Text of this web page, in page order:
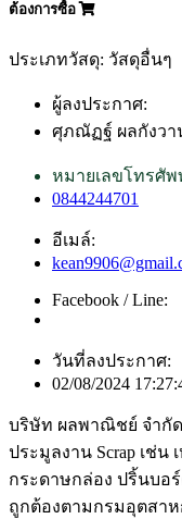
ต้องการซื้อ
ประเภทวัสดุ: วัสดุอื่นๆ
ผู้ลงประกาศ:
ศุภณัฏฐ์ ผลกังวา
หมายเลขโทรศัพ
0844244701
อีเมล์:
Facebook / Line:
วันที่ลงประกาศ:
02/08/2024
บริษัท ผลพาณิชย์ จำกัด
ประมูลงาน Scrap เช่น
กระดาษกล่อง ปริ้นบอ
ถูกต้องตามกรมอุตสา